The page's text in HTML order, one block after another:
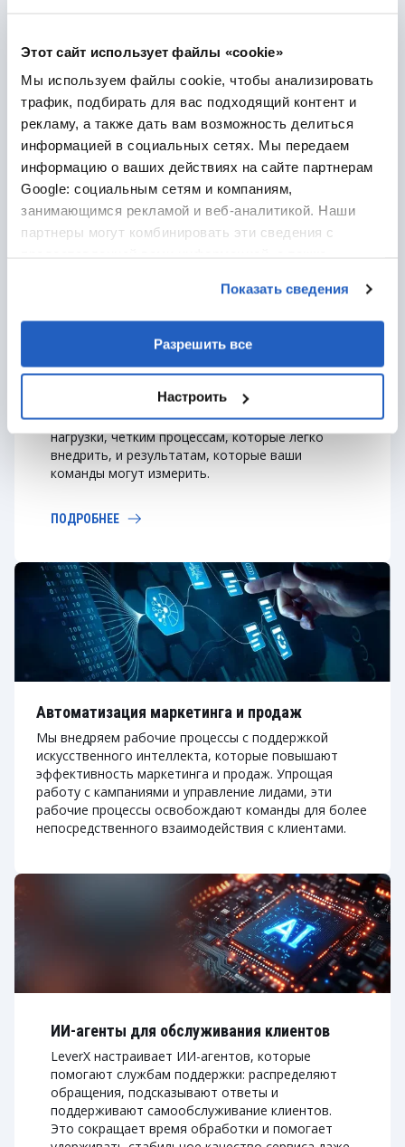
Этот сайт использует файлы «cookie»
Мы используем файлы cookie, чтобы анализировать
трафик, подбирать для вас подходящий контент и
рекламу, а также дать вам возможность делиться
информацией в социальных сетях. Мы передаем
информацию о ваших действиях на сайте партнерам
Google: социальным сетям и компаниям,
занимающимся рекламой и веб-аналитикой. Наши
партнеры могут комбинировать эти сведения с
Показать сведения
Разрешить все
Настроить
ваших программ по работе с клиентами. Это
включает в себя внимательное изучение ваших
систем, рабочих процессов и базы данных. После
этого мы разрабатываем стратегию, которая
поддерживает как повседневные операции, так и
долгосрочные цели.
Внедрение SAP CX и Joule
Наша команда внедряет решения SAP CX и
среде без сбоев. Мы уделяем особое внимание
интеграции, которая выдерживает реальные
нагрузки, четким процессам, которые легко
внедрить, и результатам, которые ваши
команды могут измерить.
ПОДРОБНЕЕ
Автоматизация маркетинга и продаж
Мы внедряем рабочие процессы с поддержкой
искусственного интеллекта, которые повышают
эффективность маркетинга и продаж. Упрощая
работу с кампаниями и управление лидами, эти
рабочие процессы освобождают команды для более
непосредственного взаимодействия с клиентами.
ИИ-агенты для обслуживания клиентов
LeverX настраивает ИИ-агентов, которые
помогают службам поддержки: распределяют
обращения, подсказывают ответы и
поддерживают самообслуживание клиентов.
Это сокращает время обработки и помогает